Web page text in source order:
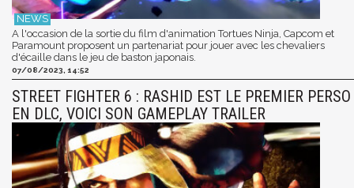
A l'occasion de la sortie du film d'animation Tortues Ninja, Capcom et
Paramount proposent un partenariat pour jouer avec les chevaliers
d'écaille dans le jeu de baston japonais.
07/08/2023, 14:52
STREET FIGHTER 6 : RASHID EST LE PREMIER PERSO
EN DLC, VOICI SON GAMEPLAY TRAILER